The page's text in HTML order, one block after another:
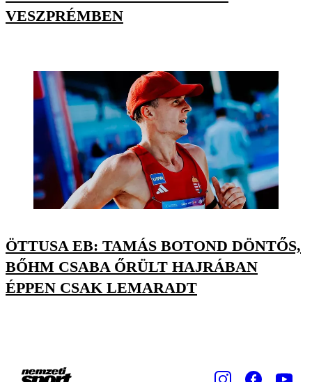
VESZPRÉMBEN
ÖTTUSA EB: TAMÁS BOTOND DÖNTŐS,
BŐHM CSABA ŐRÜLT HAJRÁBAN
ÉPPEN CSAK LEMARADT